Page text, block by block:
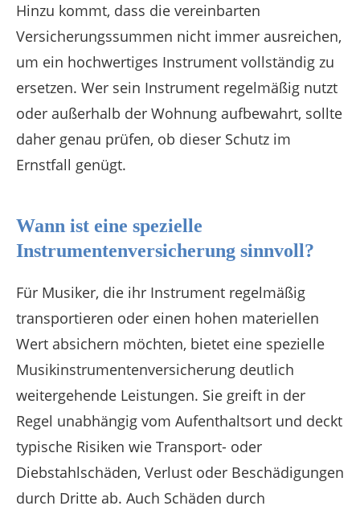
Hinzu kommt, dass die vereinbarten
Versicherungssummen nicht immer ausreichen,
um ein hochwertiges Instrument vollständig zu
ersetzen. Wer sein Instrument regelmäßig nutzt
oder außerhalb der Wohnung aufbewahrt, sollte
daher genau prüfen, ob dieser Schutz im
Ernstfall genügt.
Wann ist eine spezielle
Instrumentenversicherung sinnvoll?
Für Musiker, die ihr Instrument regelmäßig
transportieren oder einen hohen materiellen
Wert absichern möchten, bietet eine spezielle
Musikinstrumentenversicherung deutlich
weitergehende Leistungen. Sie greift in der
Regel unabhängig vom Aufenthaltsort und deckt
typische Risiken wie Transport- oder
Diebstahlschäden, Verlust oder Beschädigungen
durch Dritte ab. Auch Schäden durch